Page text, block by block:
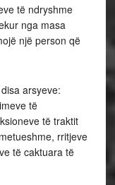
të ndryshme
nga masa
një person që
arsyeve:
të
të traktit
rritjeve
të caktuara të